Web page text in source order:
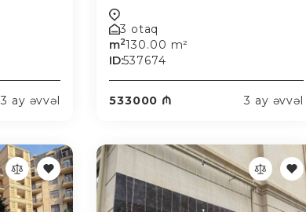
3 ay əvvəl
3 otaq
m2130.00 m²
ID:537674
533000 ₼ 3 ay əvvəl